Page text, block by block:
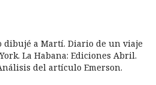
dibujé a Martí. Diario de un viaje
La Habana: Ediciones Abril.
del artículo Emerson.